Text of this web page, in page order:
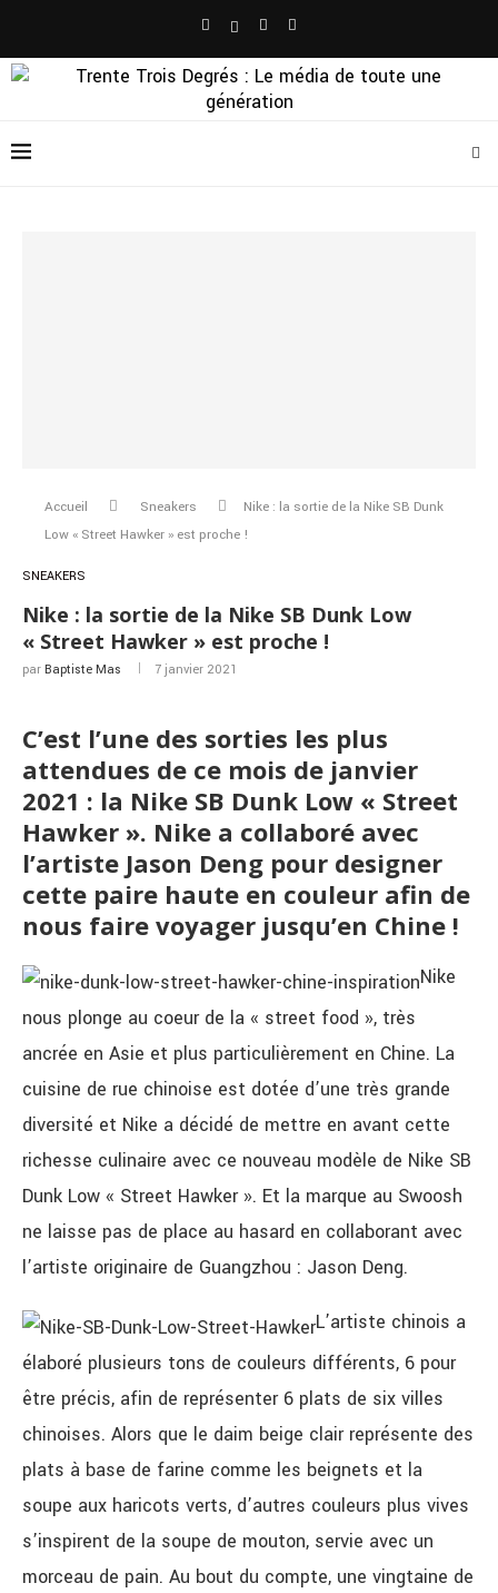
Accueil Sneakers
Nike : la sortie de la Nike SB Dunk
Low « Street Hawker » est proche !
SNEAKERS
Nike : la sortie de la Nike SB Dunk Low
« Street Hawker » est proche !
par Baptiste Mas 7 janvier 2021
C’est l’une des sorties les plus
attendues de ce mois de janvier
2021 : la Nike SB Dunk Low « Street
Hawker ». Nike a collaboré avec
l’artiste Jason Deng pour designer
cette paire haute en couleur afin de
nous faire voyager jusqu’en Chine !
Nike
nous plonge au coeur de la « street food », très
ancrée en Asie et plus particulièrement en Chine. La
cuisine de rue chinoise est dotée d’une très grande
diversité et Nike a décidé de mettre en avant cette
richesse culinaire avec ce nouveau modèle de Nike SB
Dunk Low « Street Hawker ». Et la marque au Swoosh
ne laisse pas de place au hasard en collaborant avec
l’artiste originaire de Guangzhou : Jason Deng.
L’artiste chinois a
élaboré plusieurs tons de couleurs différents, 6 pour
être précis, afin de représenter 6 plats de six villes
chinoises. Alors que le daim beige clair représente des
plats à base de farine comme les beignets et la
soupe aux haricots verts, d’autres couleurs plus vives
s’inspirent de la soupe de mouton, servie avec un
morceau de pain. Au bout du compte, une vingtaine de